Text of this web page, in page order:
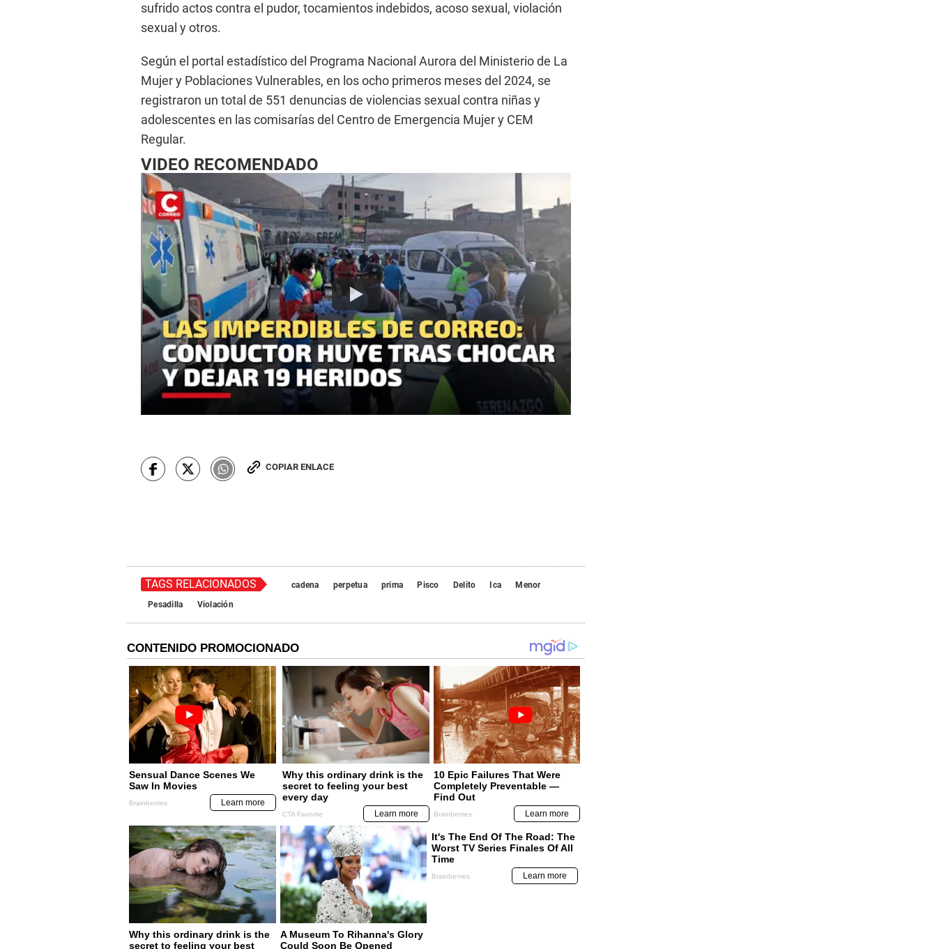
sufrido actos contra el pudor, tocamientos indebidos, acoso sexual, violación
sexual y otros.
Según el portal estadístico del Programa Nacional Aurora del Ministerio de La
Mujer y Poblaciones Vulnerables, en los ocho primeros meses del 2024, se
registraron un total de 551 denuncias de violencias sexual contra niñas y
adolescentes en las comisarías del Centro de Emergencia Mujer y CEM
Regular.
VIDEO RECOMENDADO
COPIAR ENLACE
TAGS RELACIONADOS cadena perpetua prima Pisco Delito Ica
Menor
Pesadilla
Violación